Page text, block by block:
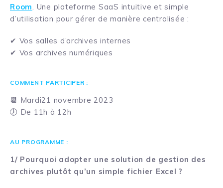
Room. Une plateforme SaaS intuitive et simple
d’utilisation pour gérer de manière centralisée :
✔ Vos salles d’archives internes
✔ Vos archives numériques
COMMENT PARTICIPER :
📆 Mardi21 novembre 2023
🕖 De 11h à 12h
AU PROGRAMME :
1/ Pourquoi adopter une solution de gestion des
archives plutôt qu’un simple fichier Excel ?